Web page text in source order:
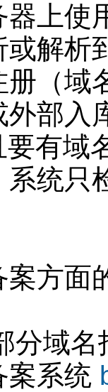
上使
解析
（域
部入
有域
系统只
方面
分域
案系统